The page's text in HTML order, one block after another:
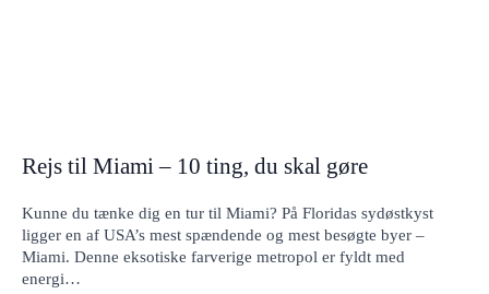
Rejs til Miami – 10 ting, du skal gøre
Kunne du tænke dig en tur til Miami? På Floridas sydøstkyst
ligger en af ​​USA’s mest spændende og mest besøgte byer –
Miami. Denne eksotiske farverige metropol er fyldt med
energi…